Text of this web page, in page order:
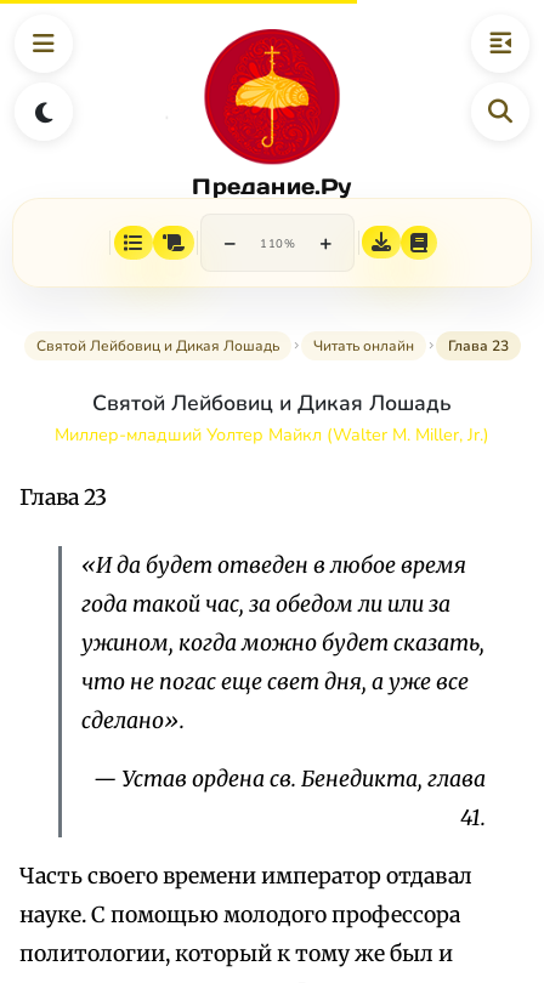
Предание.Ру
− 110% +
Святой Лейбовиц и Дикая Лошадь Читать онлайн Глава 23
Святой Лейбовиц и Дикая Лошадь
Миллер-младший Уолтер Майкл (Walter M. Miller, Jr.)
Глава 23
«И да будет отведен в любое время
года такой час, за обедом ли или за
ужином, когда можно будет сказать,
что не погас еще свет дня, а уже все
сделано».
— Устав ордена св. Бенедикта, глава
41.
Часть своего времени император отдавал
науке. С помощью молодого профессора
политологии, который к тому же был и